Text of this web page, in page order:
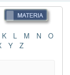
K L M N
O
Y Z